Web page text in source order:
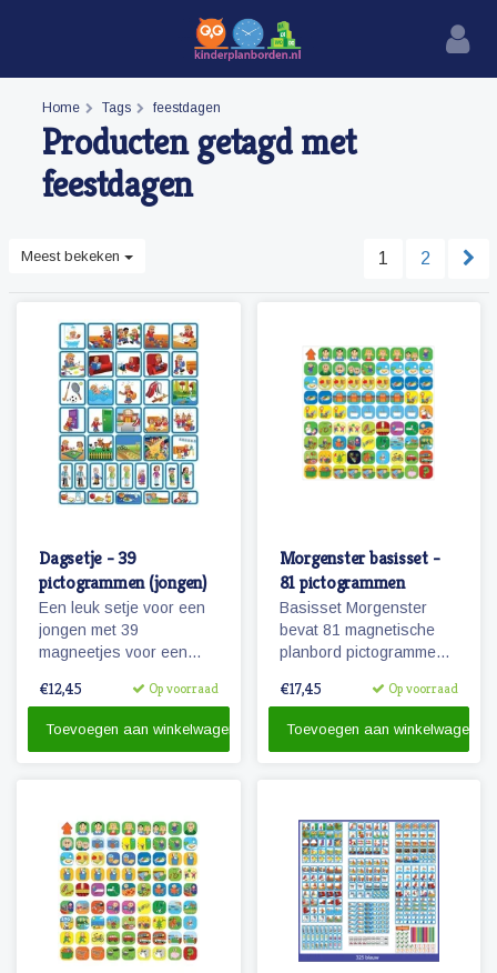
Home Tags feestdagen
Producten getagd met
feestdagen
Meest bekeken 1 2
Dagsetje - 39
pictogrammen (jongen)
Een leuk setje voor een
jongen met 39
magneetjes voor een
magneetjes voor school,
natuurlijk ook sport, spel
€12,45 Op voorraad
Toevoegen aan winkelwagen
Morgenster basisset -
81 pictogrammen
Basisset Morgenster
bevat 81 magnetische
planbord pictogrammen
planbord Morgenster.
€17,45 Op voorraad
Toevoegen aan winkelwagen